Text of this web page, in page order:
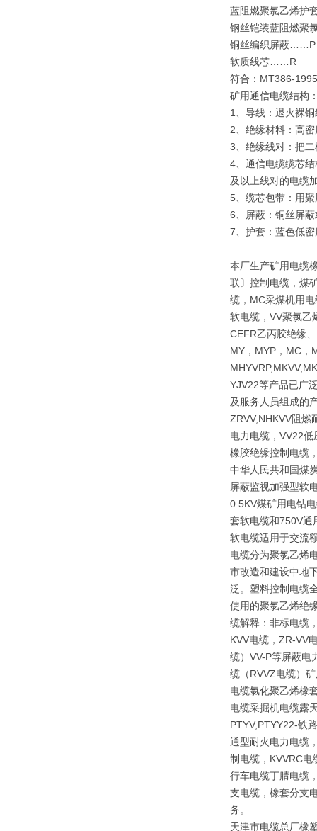
蓝阻燃聚氯乙烯
钢丝铠装蓝阻燃
铜丝编织屏蔽
软质线芯……R
符合：MT386-
矿用通信电缆结构
1、导线：退火裸
2、绝缘材料：高
3、绝缘线对：把
4、通信电缆缆芯
及以上线对的电
5、缆芯包带：
6、屏蔽：铜丝屏
7、护套：蓝色低
本厂生产矿用电缆
联〕控制电缆，煤
缆，MC采煤机用
软电缆，VV聚氯乙
CEFR乙丙胶绝缘
MY，MYP，MC，
YJV22等产品已广
及服务人员组成的
ZRVV,NHKVV阻燃
电力电缆，VV22
橡胶绝缘控制电缆
中华人民共和国煤
屏蔽监视加强型软
0.5KV煤矿用电钻
套软电缆和750V通
软电缆适用于交流
电缆分为聚氯乙烯
市改造和建设中地
泛。塑料控制电缆
使用的聚氯乙烯绝
缆解释：非标电缆
KVV电缆，ZR-VV
缆）VV-P等屏蔽电
缆（RVVZ电缆）
电缆氯化聚乙烯橡
电缆采掘机电缆露
PTYV,PTYY22-铁
通型耐火电力电缆
制电缆，KVVRC
行车电缆丁腈电缆
支电缆，橡套分支
务。
天津市电缆总厂橡